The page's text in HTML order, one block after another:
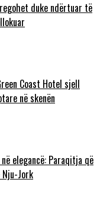
duke ndërtuar të
Coast Hotel sjell
në skenën
elegancë: Paraqitja që
Jork